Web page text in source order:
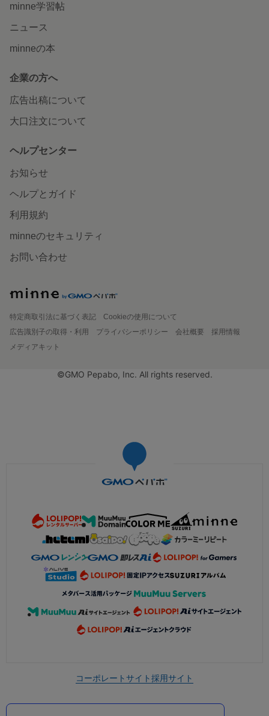
minne学習帖
ニュース
minneの本
企業の方へ
広告出稿について
大口注文について
ヘルプセンター
お知らせ
ヘルプとガイド
利用規約
minneのセキュリティ
お問い合わせ
特定商取引法に基づく表記
Cookieの使用について
広告識別子の取得・利用
プライバシーポリシー 会社概要
採用情報
メディアキット
©GMO Pepabo, Inc. All rights reserved.
コーポレートサイト採用サイト